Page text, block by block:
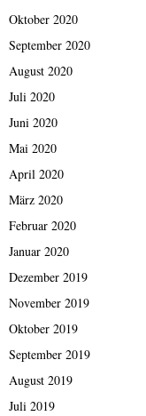
Oktober 2020
September 2020
August 2020
Juli 2020
Juni 2020
Mai 2020
April 2020
März 2020
Februar 2020
Januar 2020
Dezember 2019
November 2019
Oktober 2019
September 2019
August 2019
Juli 2019